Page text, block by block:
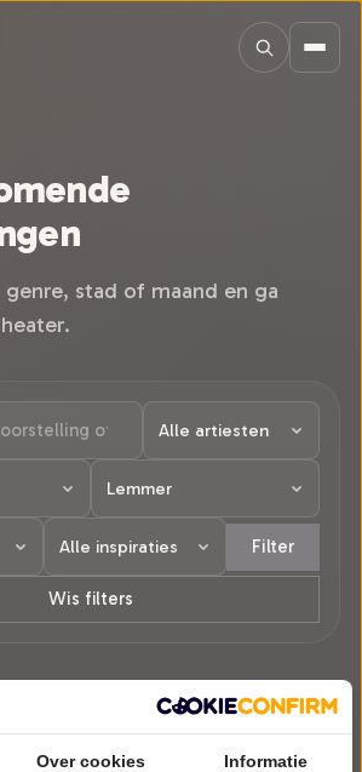
stad of maand en ga
Filter
Wis filters
Over cookies Informatie